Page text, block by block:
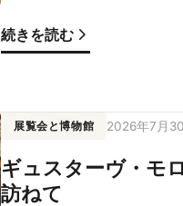
続きを読む
展覧会と博物館 2026年7月
ギュスターヴ・モ
訪ねて